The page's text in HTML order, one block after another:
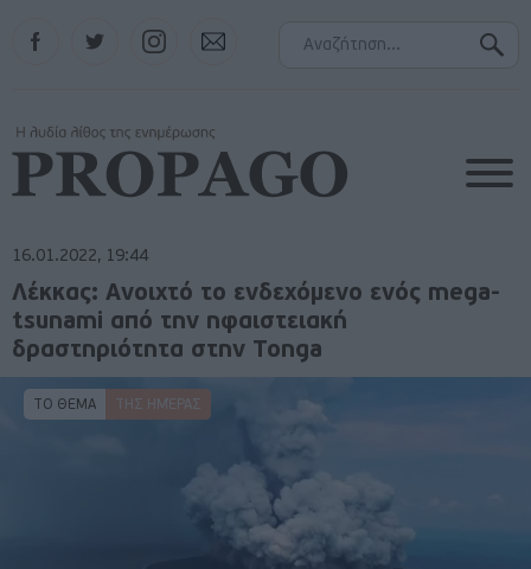
Instagram
16.01.2022, 19:44
ΤΟ ΘΕΜΑ ΤΗΣ ΗΜΈΡΑΣ
Λέκκας: Ανοιχτό το ενδεχόμενο ενός mega-
tsunami από την ηφαιστειακή
δραστηριότητα στην Tonga